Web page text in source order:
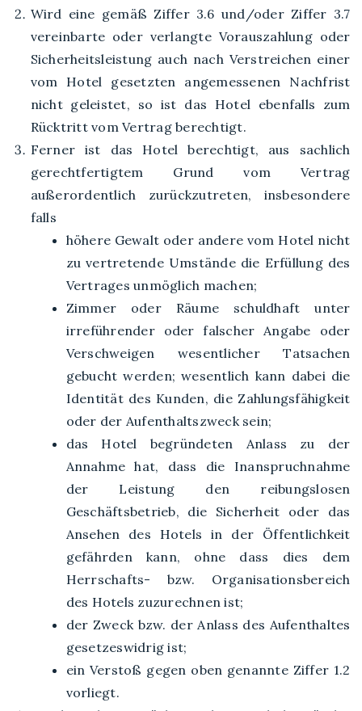
Wird eine gemäß Ziffer 3.6 und/oder Ziffer 3.7
vereinbarte oder verlangte Vorauszahlung oder
Sicherheitsleistung auch nach Verstreichen einer
vom Hotel gesetzten angemessenen Nachfrist
nicht geleistet, so ist das Hotel ebenfalls zum
Rücktritt vom Vertrag berechtigt.
Ferner ist das Hotel berechtigt, aus sachlich
gerechtfertigtem Grund vom Vertrag
außerordentlich zurückzutreten, insbesondere
falls
höhere Gewalt oder andere vom Hotel nicht
zu vertretende Umstände die Erfüllung des
Vertrages unmöglich machen;
Zimmer oder Räume schuldhaft unter
irreführender oder falscher Angabe oder
Verschweigen wesentlicher Tatsachen
gebucht werden; wesentlich kann dabei die
Identität des Kunden, die Zahlungsfähigkeit
oder der Aufenthaltszweck sein;
das Hotel begründeten Anlass zu der
Annahme hat, dass die Inanspruchnahme
der Leistung den reibungslosen
Geschäftsbetrieb, die Sicherheit oder das
Ansehen des Hotels in der Öffentlichkeit
gefährden kann, ohne dass dies dem
Herrschafts- bzw. Organisationsbereich
des Hotels zuzurechnen ist;
der Zweck bzw. der Anlass des Aufenthaltes
gesetzeswidrig ist;
ein Verstoß gegen oben genannte Ziffer 1.2
vorliegt.